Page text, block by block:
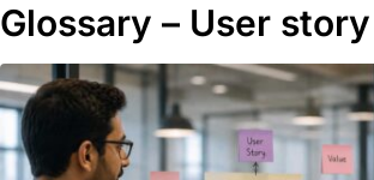
Glossary – User story